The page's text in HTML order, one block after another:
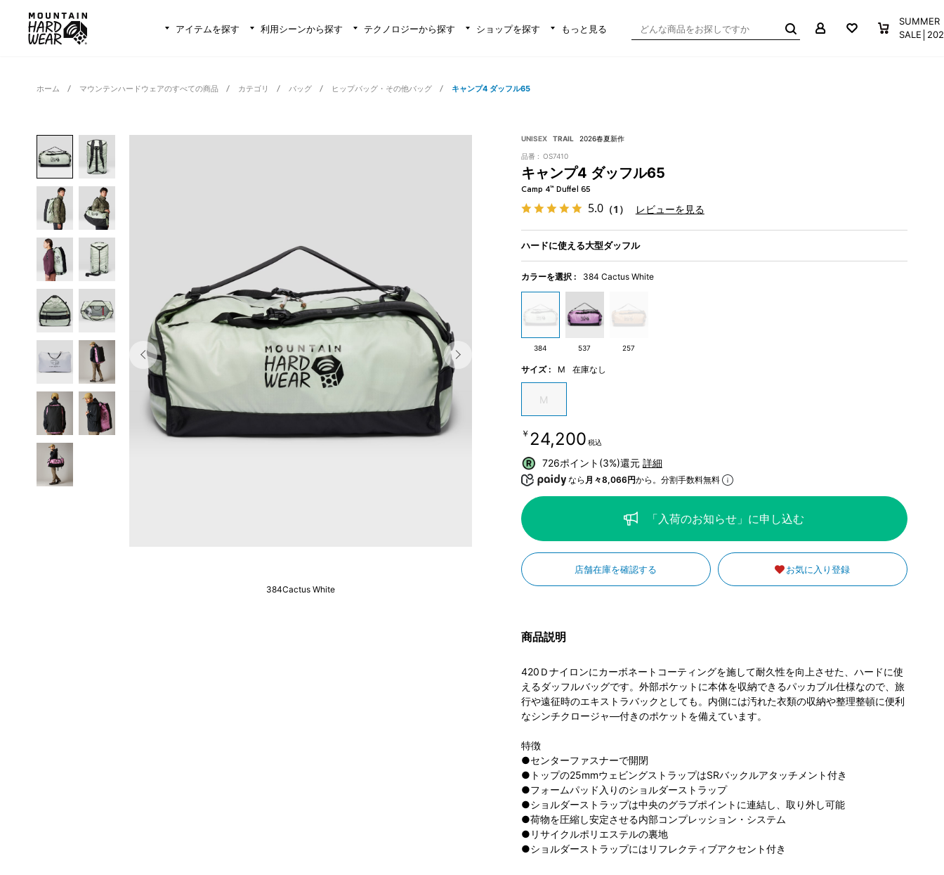
アイテムを探す 利用シーンから探す テクノロジーから探す ショップを探す もっと見る
お気に入り買い物か
SUMMER
ホーム マウンテンハードウェアのすべての商品 カテゴリ バッグ ヒップバッグ・その他バッグ キャンプ4 ダッフル65
384Cactus White
UNISEX TRAIL 2026春夏新作
品番 : OS7410
キャンプ4 ダッフル65
Camp 4™ Duffel 65
5.0（1） レビューを見る
ハードに使える大型ダッフル
カラーを選択 : 384 Cactus White
384 537 257
サイズ : M 在庫なし
M
￥24,200 税込
726ポイント(3%)還元 詳細
なら 月々8,066円から。分割手数料無料
「入荷のお知らせ」に申し込む
店舗在庫を確認する お気に入り登録
商品説明
420Ｄナイロンにカーボネートコーティングを施して耐久性を向上させた、ハードに使
えるダッフルバッグです。外部ポケットに本体を収納できるパッカブル仕様なので、旅
行や遠征時のエキストラバックとしても。内側には汚れた衣類の収納や整理整頓に便利
なシンチクロージャ―付きのポケットを備えています。
特徴
●センターファスナーで開閉
●トップの25mmウェビングストラップはSRバックルアタッチメント付き
●フォームパッド入りのショルダーストラップ
●ショルダーストラップは中央のグラブポイントに連結し、取り外し可能
●荷物を圧縮し安定させる内部コンプレッション・システム
●リサイクルポリエステルの裏地
●ショルダーストラップにはリフレクティブアクセント付き